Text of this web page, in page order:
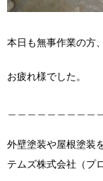
本日も無事作業の方
お疲れ様でした。
＿＿＿＿＿＿＿＿
外壁塗装や屋根塗装
テムズ株式会社（プ